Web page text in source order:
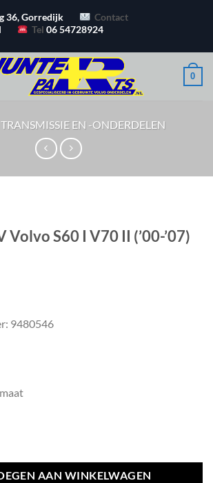
36, Gorredijk
Contact
Tel06 54728924
0
TRANSMISSIE EN -ONDERDELEN
Volvo S60 I V70 II (’00-’07)
9480546
AAN WINKELWAGEN